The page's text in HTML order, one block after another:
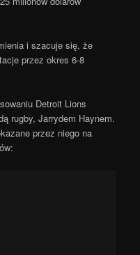
i szacuje się, że
przez okres 6-8
Detroit Lions
rugby, Jarrydem Haynem.
przez niego na